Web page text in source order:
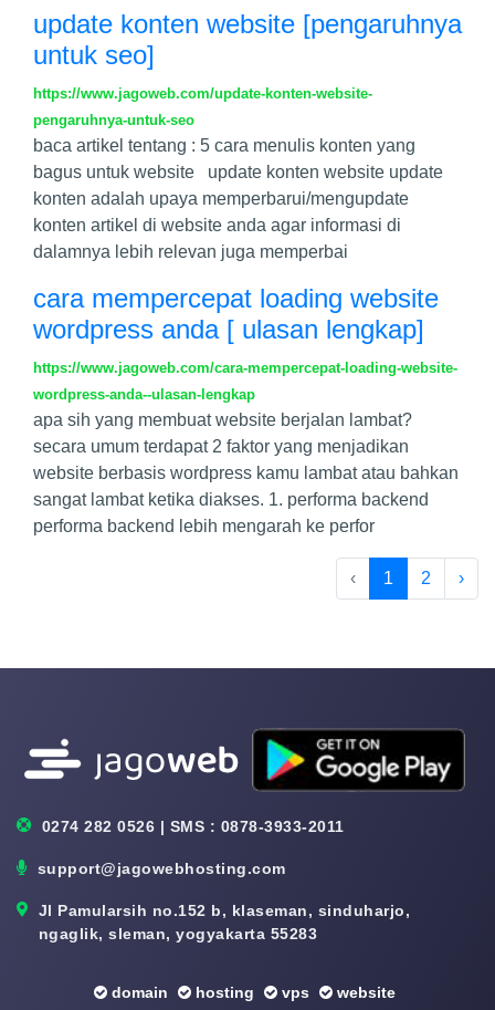
update konten website [pengaruhnya
untuk seo]
https://www.jagoweb.com/update-konten-website-
pengaruhnya-untuk-seo
baca artikel tentang : 5 cara menulis konten yang
bagus untuk website update konten website update
konten adalah upaya memperbarui/mengupdate
konten artikel di website anda agar informasi di
dalamnya lebih relevan juga memperbai
cara mempercepat loading website
wordpress anda [ ulasan lengkap]
https://www.jagoweb.com/cara-mempercepat-loading-website-
wordpress-anda--ulasan-lengkap
apa sih yang membuat website berjalan lambat?
secara umum terdapat 2 faktor yang menjadikan
website berbasis wordpress kamu lambat atau bahkan
sangat lambat ketika diakses. 1. performa backend
performa backend lebih mengarah ke perfor
‹ 1 2 ›
0274 282 0526 | SMS : 0878-3933-2011
support@jagowebhosting.com
Jl Pamularsih no.152 b, klaseman, sinduharjo,
ngaglik, sleman, yogyakarta 55283
domain hosting vps website